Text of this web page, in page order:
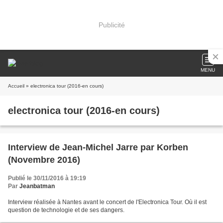
Publicité
MENU
Accueil » electronica tour (2016-en cours)
electronica tour (2016-en cours)
Interview de Jean-Michel Jarre par Korben
(Novembre 2016)
Publié le 30/11/2016 à 19:19
Par Jeanbatman
Interview réalisée à Nantes avant le concert de l'Electronica Tour. Où il est
question de technologie et de ses dangers.